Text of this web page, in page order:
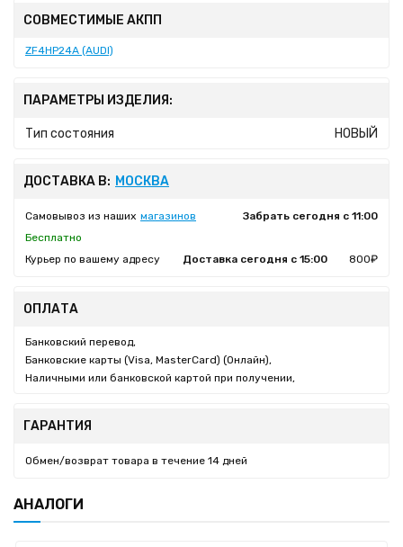
СОВМЕСТИМЫЕ АКПП
ZF4HP24A (AUDI)
ПАРАМЕТРЫ ИЗДЕЛИЯ:
Тип состояния НОВЫЙ
ДОСТАВКА В: МОСКВА
Самовывоз из наших магазинов
Забрать сегодня с 11:00
Бесплатно
Курьер по вашему адресу
Доставка сегодня с 15:00 800₽
ОПЛАТА
Банковский перевод,
Банковские карты (Visa, MasterCard) (Онлайн),
Наличными или банковской картой при получении,
ГАРАНТИЯ
Обмен/возврат товара в течение 14 дней
АНАЛОГИ